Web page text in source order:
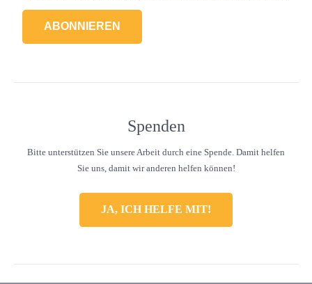
Spenden
Bitte unterstützen Sie unsere Arbeit durch eine Spende. Damit helfen
Sie uns, damit wir anderen helfen können!
JA, ICH HELFE MIT!